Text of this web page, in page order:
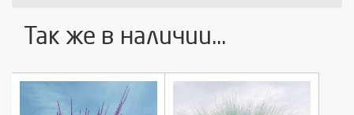
Так же в наличии...